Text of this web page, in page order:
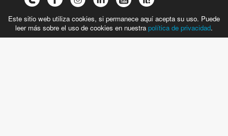
Este sitio web utiliza cookies, si permanece aquí acepta su uso. Puede
leer más sobre el uso de cookies en nuestra política de privacidad.